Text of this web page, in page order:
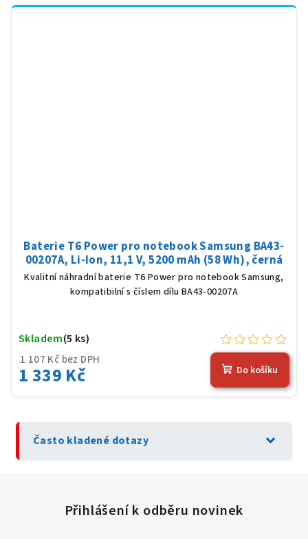
Baterie T6 Power pro notebook Samsung BA43-
00207A, Li-Ion, 11,1 V, 5200 mAh (58 Wh), černá
Kvalitní náhradní baterie T6 Power pro notebook Samsung,
kompatibilní s číslem dílu BA43-00207A
1 107 Kč bez DPH
1 339 Kč
Skladem(5 ks)
Do košíku
Často kladené dotazy expand_more